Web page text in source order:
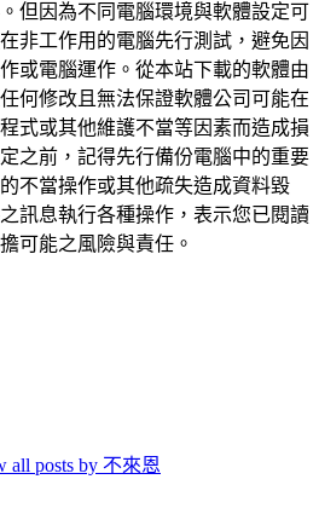
但因為不同電腦環境與軟體設定可
非工作用的電腦先行測試，避免因
或電腦運作。從本站下載的軟體由
何修改且無法保證軟體公司可能在
式或其他維護不當等因素而造成損
之前，記得先行備份電腦中的重要
不當操作或其他疏失造成資料毀
訊息執行各種操作，表示您已閱讀
可能之風險與責任。
all posts by 不來恩